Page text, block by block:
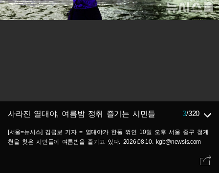
사라진 열대야, 여름밤 정취 즐기는 시민들 3/320
[서울=뉴시스] 김금보 기자 = 열대야가 한풀 꺾인 10일 오후 서울 중구 청계
천을 찾은 시민들이 여름밤을 즐기고 있다. 2026.08.10. kgb@newsis.com